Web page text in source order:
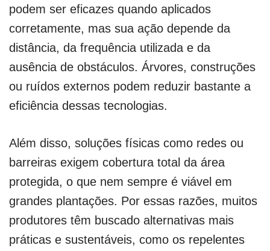
podem ser eficazes quando aplicados
corretamente, mas sua ação depende da
distância, da frequência utilizada e da
ausência de obstáculos. Árvores, construções
ou ruídos externos podem reduzir bastante a
eficiência dessas tecnologias.
Além disso, soluções físicas como redes ou
barreiras exigem cobertura total da área
protegida, o que nem sempre é viável em
grandes plantações. Por essas razões, muitos
produtores têm buscado alternativas mais
práticas e sustentáveis, como os repelentes